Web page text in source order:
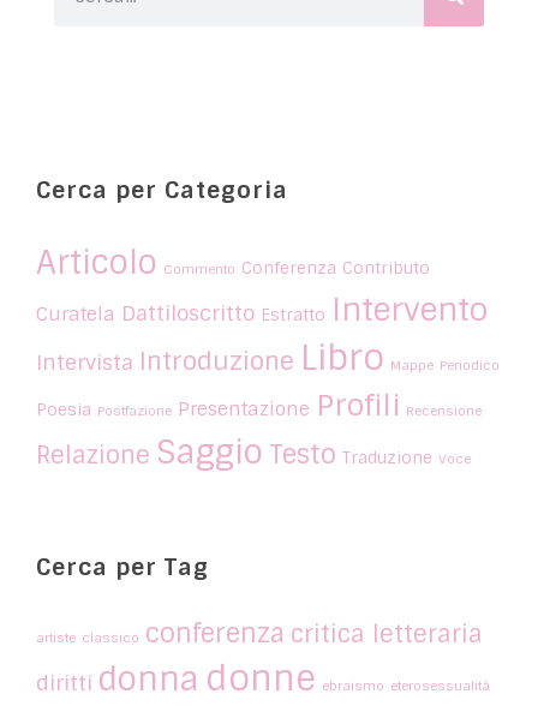
Cerca per Categoria
Articolo Commento Conferenza Contributo
Curatela Dattiloscritto Estratto Intervento
Intervista Introduzione Libro Mappe Periodico
Poesia Postfazione Presentazione Profili Recensione
Relazione Saggio Testo Traduzione Voce
Cerca per Tag
artiste classico conferenza critica letteraria
diritti donna donne ebraismo eterosessualità